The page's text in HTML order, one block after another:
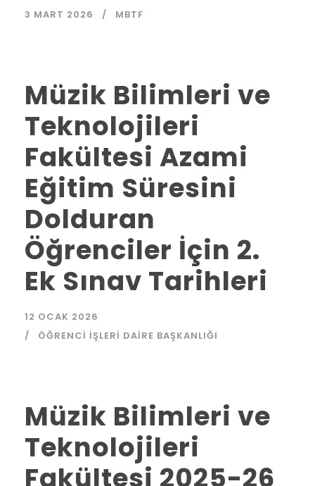
3 MART 2026 MBTF
Müzik Bilimleri ve
Teknolojileri
Fakültesi Azami
Eğitim Süresini
Dolduran
Öğrenciler İçin 2.
Ek Sınav Tarihleri
12 OCAK 2026
ÖĞRENCI İŞLERI DAIRE BAŞKANLIĞI
Müzik Bilimleri ve
Teknolojileri
Fakültesi 2025-26